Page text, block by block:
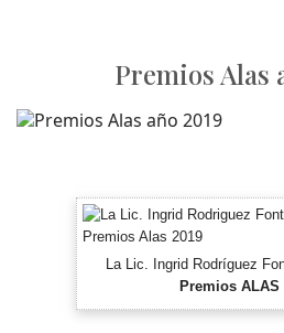
Premios Alas
La Lic. Ingrid Rodríguez
Premios ALAS